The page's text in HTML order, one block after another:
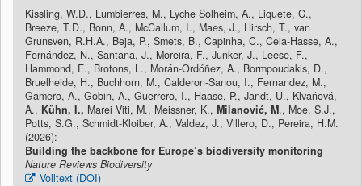
Kissling, W.D., Lumbierres, M., Lyche Solheim, A., Liquete, C.,
Breeze, T.D., Bonn, A., McCallum, I., Maes, J., Hirsch, T., van
Grunsven, R.H.A., Beja, P., Smets, B., Capinha, C., Ceia-Hasse, A.,
Fernández, N., Santana, J., Moreira, F., Junker, J., Leese, F.,
Hammond, E., Brotons, L., Morán-Ordóñez, A., Bormpoudakis, D.,
Bruelheide, H., Buchhorn, M., Calderon-Sanou, I., Fernandez, M.,
Gamero, A., Gobin, A., Guerrero, I., Haase, P., Jandt, U., Klvaňová,
A., Kühn, I., Marei Viti, M., Meissner, K., Milanović, M., Moe, S.J.,
Potts, S.G., Schmidt-Kloiber, A., Valdez, J., Villero, D., Pereira, H.M.
(2026):
Building the backbone for Europe’s biodiversity monitoring
Nature Reviews Biodiversity
Volltext (DOI)